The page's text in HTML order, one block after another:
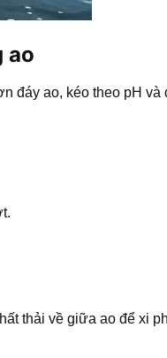
ao
đáy ao, kéo theo pH và
thải về giữa ao để xi